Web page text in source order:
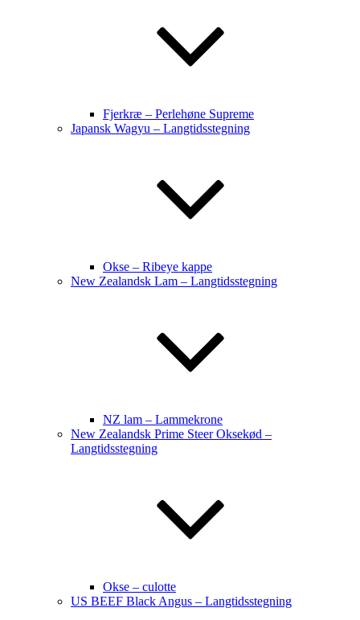
Fjerkræ – Perlehøne Supreme
Japansk Wagyu – Langtidsstegning
Okse – Ribeye kappe
New Zealandsk Lam – Langtidsstegning
NZ lam – Lammekrone
New Zealandsk Prime Steer Oksekød –
Langtidsstegning
Okse – culotte
US BEEF Black Angus – Langtidsstegning